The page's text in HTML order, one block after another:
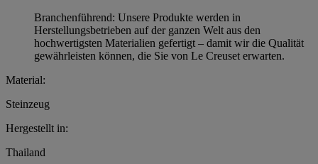
Branchenführend: Unsere Produkte werden in
Herstellungsbetrieben auf der ganzen Welt aus den
hochwertigsten Materialien gefertigt – damit wir die Qualität
gewährleisten können, die Sie von Le Creuset erwarten.
Material:
Steinzeug
Hergestellt in:
Thailand